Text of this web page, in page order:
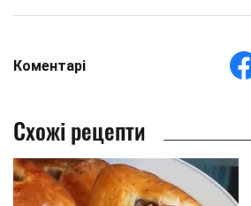
Коментарі
Схожі рецепти